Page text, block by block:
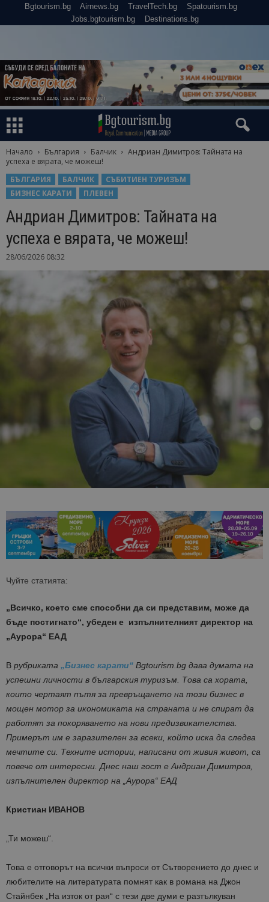
Bgtourism.bg Airnews.bg TravelTech.bg
Spatourism.bg
Jobs.bgtourism.bg
Destinations.bg
Начало България Балчик
Андриан Димитров: Тайната на
успеха е вярата, че можеш!
БЪЛГАРИЯ
БАЛЧИК
СЪБИТИЕН ТУРИЗЪМ
БИЗНЕС КАРАТИ
ПЛЕВЕН
Андриан Димитров: Тайната на
успеха е вярата, че можеш!
28/06/2026 08:32
Чуйте статията:
„Всичко, което сме способни да си представим, може да
бъде постигнато“, убеден е изпълнителният директор на
„Аурора“ ЕАД
В рубриката „Бизнес карати“ Bgtourism.bg дава думата на
успешни личности в българския туризъм. Това са хората,
които чертаят пътя за превръщането на този бизнес в
мощен мотор за икономиката на страната и не спират да
работят за покоряването на нови предизвикателства.
Примерът им е заразителен за всеки, който иска да следва
мечтите си. Техните истории, написани от живия живот, са
повече от интересни. Днес наш гост е Андриан Димитров,
изпълнителен директор на „Аурора“ ЕАД
Кристиан ИВАНОВ
„Ти можеш“.
Това е отговорът на всички въпроси от Сътворението до днес и
любителите на литературата помнят как в романа на Джон
Стайнбек „На изток от рая“ с тези две думи е разтълкуван